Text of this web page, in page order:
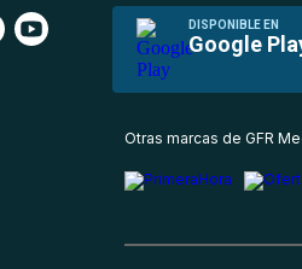
DISPONIBLE EN
Google
Otras marcas de GFR